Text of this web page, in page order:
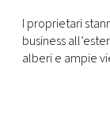
I proprietari
business
alberi e ampie